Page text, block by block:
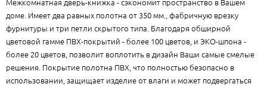
Межкомнатная дверь-книжка - сэкономит пространство в Вашем
доме. Имеет два равных полотна от 350 мм., фабричную врезку
фурнитуры и три петли скрытого типа. Благодаря обширной
цветовой гамме ПВХ-покрытий - более 100 цветов, и ЭКО-шпона -
более 20 цветов, позволит воплотить в дизайн Ваши самые смелые
решения. Покрытие полотна ПВХ, что полностью безопасно в
использовании, защищает изделие от влаги и может подвергаться